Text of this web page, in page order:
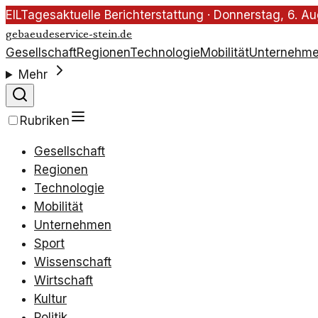
EILTagesaktuelle Berichterstattung · Donnerstag, 6.
gebaeudeservice-stein.de
GesellschaftRegionenTechnologieMobilität
Mehr
Rubriken
Gesellschaft
Regionen
Technologie
Mobilität
Unternehmen
Sport
Wissenschaft
Wirtschaft
Kultur